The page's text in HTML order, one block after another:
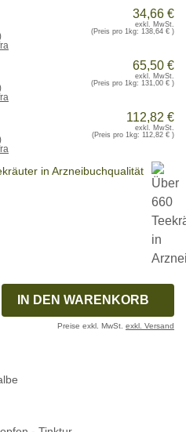
34,66 €
exkl. MwSt.
(Preis pro 1kg: 138,64 €)
65,50 €
exkl. MwSt.
(Preis pro 1kg: 131,00 €)
112,82 €
exkl. MwSt.
(Preis pro 1kg: 112,82 €)
in Arzneibuchqualität
Preise exkl. MwSt. exkl. Versand